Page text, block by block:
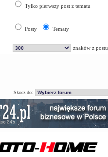
Tylko pierwszy post z tematu
Posty Tematy
znaków z postu
Skocz do: